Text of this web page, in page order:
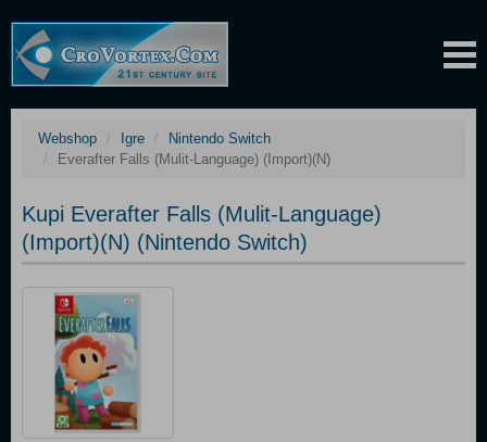
Webshop Igre
Nintendo Switch
Everafter Falls (Mulit-Language) (Import)(N)
Kupi Everafter Falls (Mulit-Language)
(Import)(N) (Nintendo Switch)